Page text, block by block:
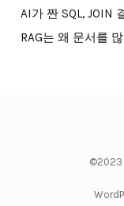
AI가 짠 SQL, JOIN
RAG는 왜 문서를
©2023